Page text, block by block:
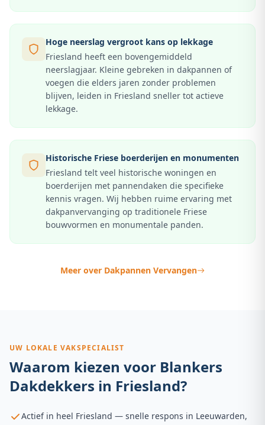
Hoge neerslag vergroot kans op lekkage
Friesland heeft een bovengemiddeld
neerslagjaar. Kleine gebreken in dakpannen of
voegen die elders jaren zonder problemen
blijven, leiden in Friesland sneller tot actieve
lekkage.
Historische Friese boerderijen en monumenten
Friesland telt veel historische woningen en
boerderijen met pannendaken die specifieke
kennis vragen. Wij hebben ruime ervaring met
dakpanvervanging op traditionele Friese
bouwvormen en monumentale panden.
Meer over Dakpannen Vervangen
UW LOKALE VAKSPECIALIST
Waarom kiezen voor Blankers
Dakdekkers in Friesland?
Actief in heel Friesland — snelle respons in Leeuwarden,